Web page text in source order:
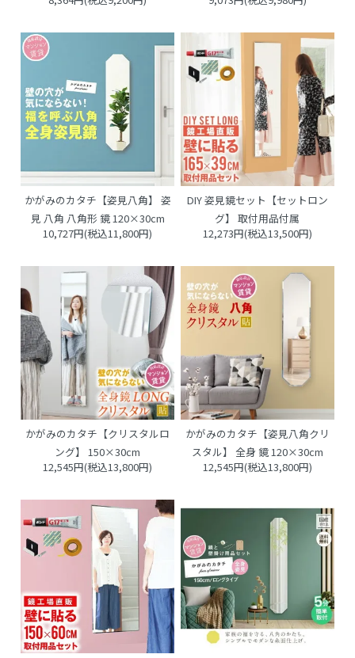
かがみのカタチ【姿見八角】 姿
見 八角 八角形 鏡 120×30cm
10,727円(税込11,800円)
DIY 姿見鏡セット【セットロン
グ】 取付用品付属
12,273円(税込13,500円)
かがみのカタチ【クリスタルロ
ング】 150×30cm
12,545円(税込13,800円)
かがみのカタチ【姿見八角クリ
スタル】 全身 鏡 120×30cm
12,545円(税込13,800円)